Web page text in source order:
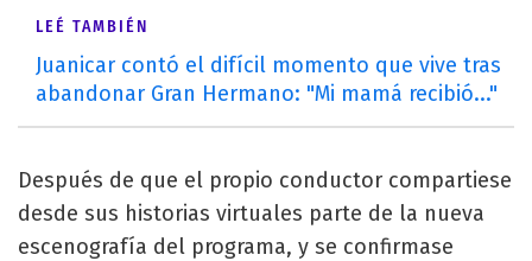
LEÉ TAMBIÉN
Juanicar contó el difícil momento que vive tras
abandonar Gran Hermano: "Mi mamá recibió..."
Después de que el propio conductor compartiese
desde sus historias virtuales parte de la nueva
escenografía del programa, y se confirmase